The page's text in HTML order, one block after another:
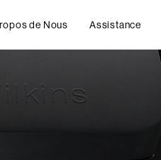
de Nous Assistance